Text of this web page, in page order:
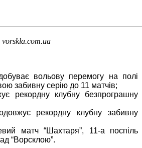
вольову перемогу на полі
забивну серію до 11 матчів;
рекордну клубну безпрограшну
рекордну клубну забивну
матч “Шахтаря”, 11-а поспіль
“Ворсклою”.